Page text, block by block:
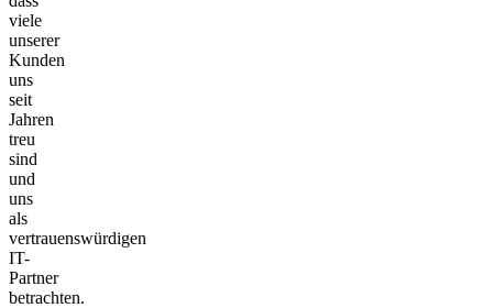
viele
unserer
Kunden
uns
seit
Jahren
treu
sind
und
uns
als
vertrauenswürdigen
IT-
Partner
betrachten.